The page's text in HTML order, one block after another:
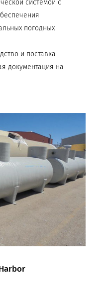
системой с
погодных
и поставка
документация на